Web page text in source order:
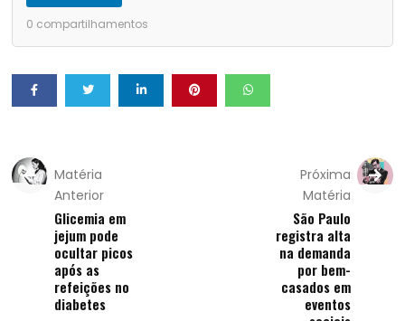
0 compartilhamentos
Matéria
Anterior
Glicemia em
jejum pode
ocultar picos
após as
refeições no
diabetes
Próxima
Matéria
São Paulo
registra alta
na demanda
por bem-
casados em
eventos